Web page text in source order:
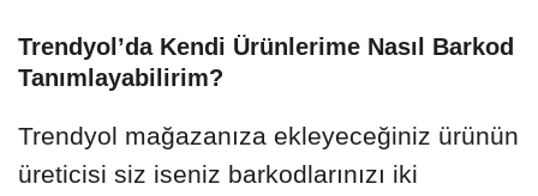
Trendyol’da Kendi Ürünlerime Nasıl Barkod
Tanımlayabilirim?
Trendyol mağazanıza ekleyeceğiniz ürünün
üreticisi siz iseniz barkodlarınızı iki